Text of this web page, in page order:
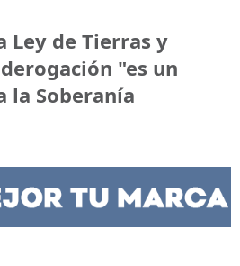
Ley de Tierras y
"es un
la Soberanía